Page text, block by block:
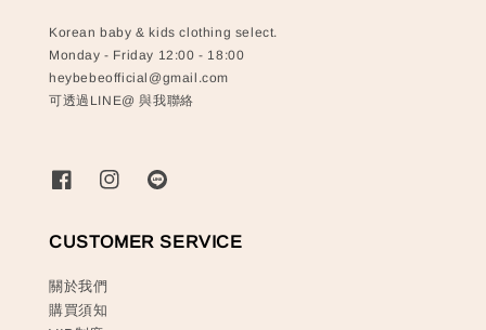
Korean baby & kids clothing select.
Monday - Friday 12:00 - 18:00
heybebeofficial@gmail.com
可透過LINE@ 與我聯絡
CUSTOMER SERVICE
關於我們
購買須知